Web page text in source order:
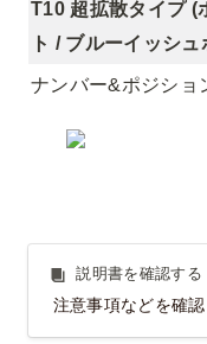
T10 超拡散タイプ (
ト / ブルーイッシ
ナンバー&ポジショ
説明書を確認する
説明書を確認する
注意事項などを確認